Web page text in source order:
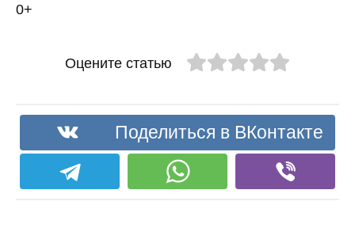
0+
Оцените статью
Поделиться в ВКонтакте